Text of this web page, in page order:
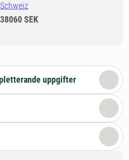
Schweiz
38060 SEK
uppgifter